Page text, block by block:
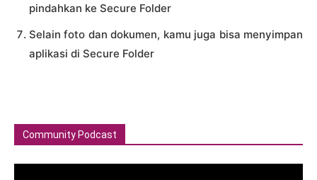
pindahkan ke Secure Folder
Selain foto dan dokumen, kamu juga bisa menyimpan
aplikasi di Secure Folder
Community Podcast